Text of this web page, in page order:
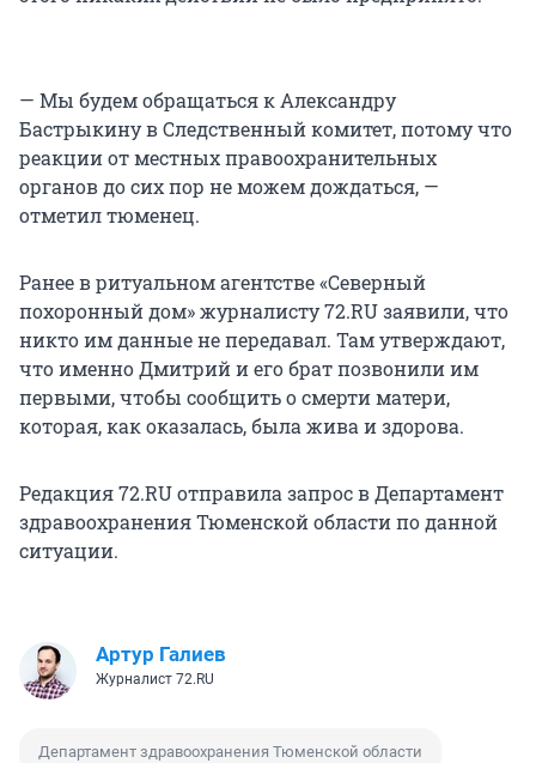
— Мы будем обращаться к Александру
Бастрыкину в Следственный комитет, потому что
реакции от местных правоохранительных
органов до сих пор не можем дождаться, —
отметил тюменец.
Ранее в ритуальном агентстве «Северный
похоронный дом» журналисту 72.RU заявили, что
никто им данные не передавал. Там утверждают,
что именно Дмитрий и его брат позвонили им
первыми, чтобы сообщить о смерти матери,
которая, как оказалась, была жива и здорова.
Редакция 72.RU отправила запрос в Департамент
здравоохранения Тюменской области по данной
ситуации.
Артур Галиев
Журналист 72.RU
Департамент здравоохранения Тюменской области